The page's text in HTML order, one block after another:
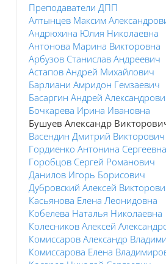
Преподаватели ДПП
Алтынцев Максим
Андрюхина Юлия Николаевна
Антонова Марина Викторовна
Арбузов Станислав Андреевич
Астапов Андрей Михайлович
Барлиани Амридон Гемзаевич
Басаргин Андрей
Бочкарева Ирина Ивановна
Бушуев Александр
Васендин Дмитрий Викторович
Гордиенко Антонина Сергеевна
Горобцов Сергей Романович
Данилов Игорь Борисович
Дубровский Алексей
Касьянова Елена Леонидовна
Кобелева Наталья Николаевна
Колесников Алексей
Комиссаров Александр
Комиссарова Елена